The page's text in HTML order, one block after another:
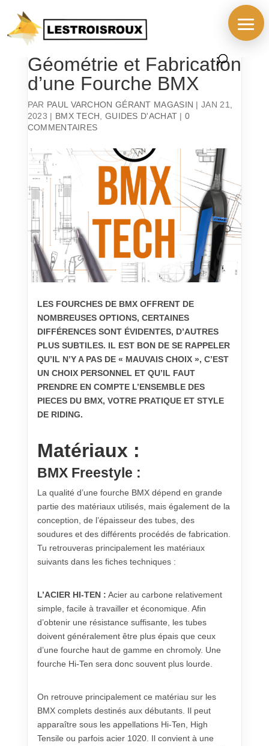
BMX TECH : Guide
Géométrie et Fabrication
d’une Fourche BMX
PAR PAUL VARCHON GÉRANT MAGASIN |JAN 21,
2023 | BMX TECH GUIDES D'ACHAT |0
COMMENTAIRES
LES FOURCHES DE BMX OFFRENT DE
NOMBREUSES OPTIONS, CERTAINES
DIFFÉRENCES SONT ÉVIDENTES, D’AUTRES
PLUS SUBTILES. IL EST BON DE SE RAPPELER
QU’IL N’Y A PAS DE « MAUVAIS CHOIX », C’EST
UN CHOIX PERSONNEL ET QU’IL FAUT
PRENDRE EN COMPTE L’ENSEMBLE DES
PIECES DU BMX, VOTRE PRATIQUE ET STYLE
DE RIDING.
Matériaux :
BMX Freestyle :
La qualité d’une fourche BMX dépend en grande
partie des matériaux utilisés, mais également de la
conception, de l’épaisseur des tubes, des
soudures et des différents procédés de fabrication.
Tu retrouveras principalement les matériaux
suivants dans les fiches techniques :
L’ACIER HI-TEN : Acier au carbone relativement
simple, facile à travailler et économique. Afin
d’obtenir une résistance suffisante, les tubes
doivent généralement être plus épais que ceux
d’une fourche haut de gamme en chromoly. Une
fourche Hi-Ten sera donc souvent plus lourde.
On retrouve principalement ce matériau sur les
BMX complets destinés aux débutants. Il peut
apparaître sous les appellations Hi-Ten, High
Tensile ou parfois acier 1020. Il convient à une